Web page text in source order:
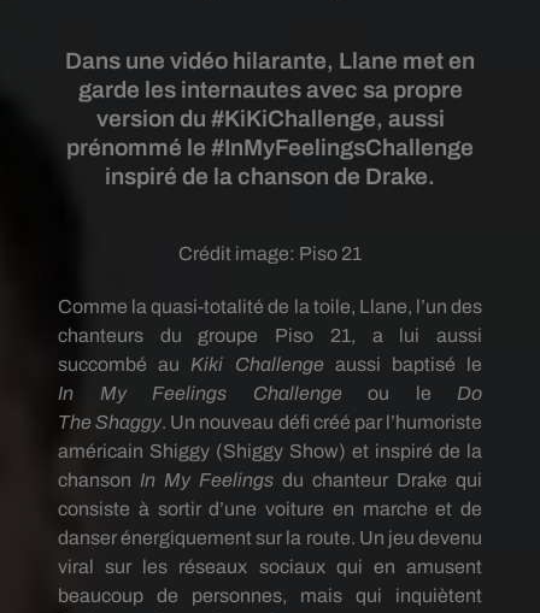
Dans une vidéo hilarante, Llane met en
garde les internautes avec sa propre
version du #KiKiChallenge, aussi
prénommé le #InMyFeelingsChallenge
inspiré de la chanson de Drake.
Crédit image: Piso 21
Comme la quasi-totalité de la toile, Llane, l’un des
chanteurs du groupe
Piso
21, a lui aussi
succombé au Kiki Challenge aussi baptisé
le
In My Feelings Challenge ou le Do
TheShaggy. Un nouveau défi créé par l’humoriste
américain Shiggy (Shiggy Show) et inspiré de la
chanson In My Feelings du chanteur Drake qui
consiste à sortir d’une voiture en marche et de
danser énergiquement sur la route. Un jeu devenu
viral sur les réseaux sociaux qui en amusent
beaucoup de personnes, mais qui inquiètent